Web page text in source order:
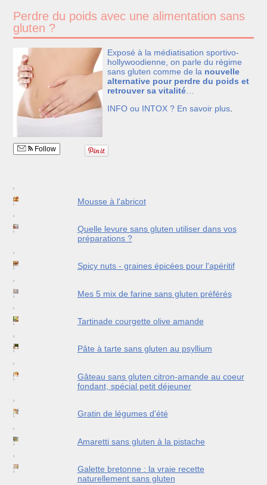
Perdre du poids avec une alimentation sans
gluten ?
Exposé à la médiatisation sportivo-
hollywoodienne, on parle du régime
sans gluten comme de la nouvelle
alternative pour perdre du poids et
retrouver sa vitalité…
INFO ou INTOX ? En savoir plus.
Follow
Mousse à l'abricot
Quelle levure sans gluten utiliser dans vos
préparations ?
Spicy nuts - graines épicées pour l'apéritif
Mes 5 mix de farine sans gluten préférés
Tartinade courgette olive amande
Pâte à tarte sans gluten au psyllium
Gâteau sans gluten citron-amande au coeur
fondant, spécial petit déjeuner
Gratin de légumes d'été
Amaretti sans gluten à la pistache
Galette bretonne : la vraie recette
naturellement sans gluten